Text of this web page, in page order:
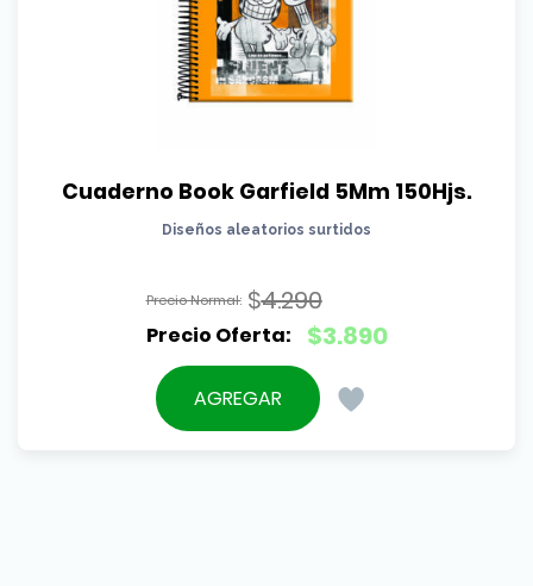
Cuaderno Book Garfield 5Mm 150Hjs.
Diseños aleatorios surtidos
$4.290
El
precio
original
$3.890
El
precio
actual
AGREGAR